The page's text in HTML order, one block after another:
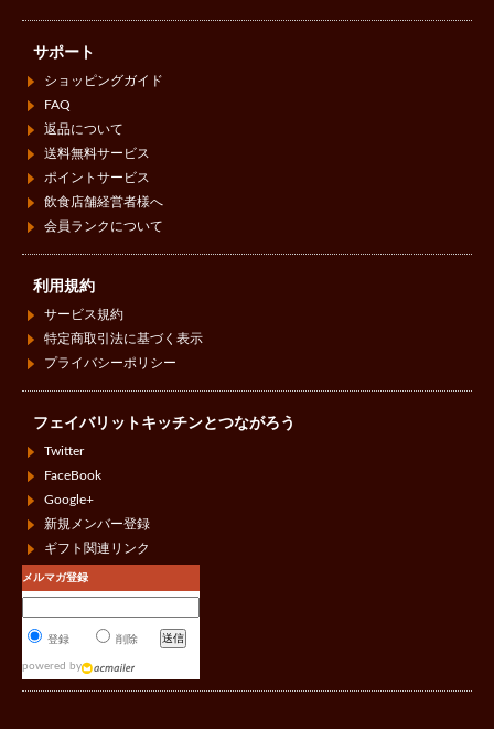
サポート
ショッピングガイド
FAQ
返品について
送料無料サービス
ポイントサービス
飲食店舗経営者様へ
会員ランクについて
利用規約
サービス規約
特定商取引法に基づく表示
プライバシーポリシー
フェイバリットキッチンとつながろう
Twitter
FaceBook
Google+
新規メンバー登録
ギフト関連リンク
メルマガ登録
登録 削除
powered by